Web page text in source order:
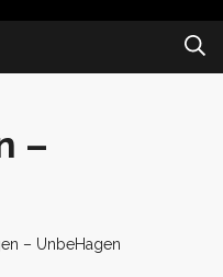
–
– UnbeHagen